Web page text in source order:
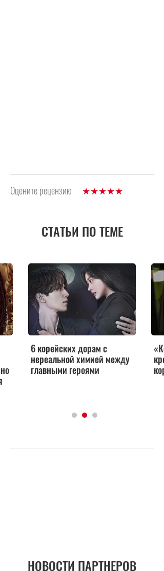
Оцените рецензию
СТАТЬИ ПО ТЕМЕ
дорам с
химией между
героями
«Корабль в
кровавая баня со
корейских дорам
НОВОСТИ ПАРТНЕРОВ